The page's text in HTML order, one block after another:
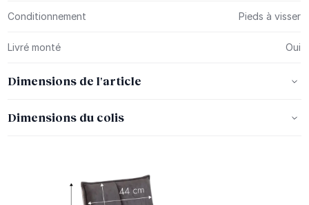
Conditionnement Pieds à visser
Livré monté Oui
Dimensions de l'article
Dimensions du colis